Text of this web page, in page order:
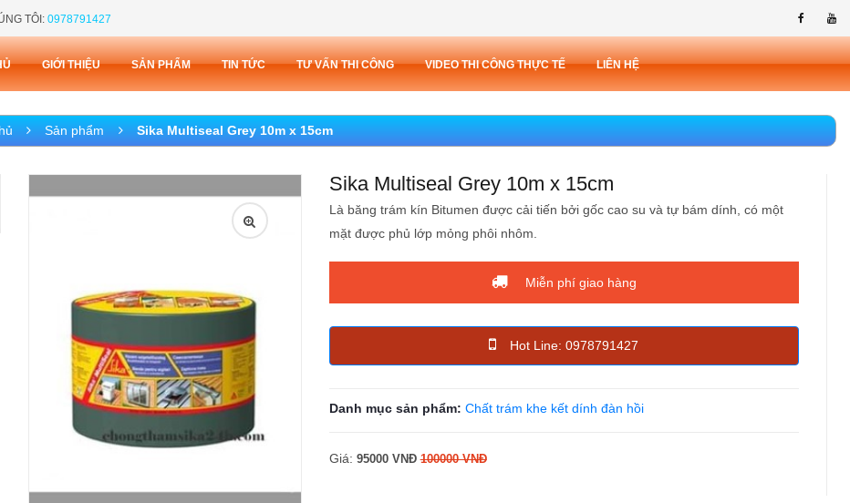
TÔI: 0978791427
GIỚI THIỆU SẢN PHẨM TIN TỨC TƯ VẤN THI CÔNG VIDEO THI CÔNG THỰC TẾ LIÊN HỆ
Sản phẩm Sika Multiseal Grey 10m x 15cm
Sika Multiseal Grey 10m x 15cm
Là băng trám kín Bitumen được cải tiến bởi gốc cao su và tự bám dính, có một
mặt được phủ lớp mỏng phôi nhôm.
Miễn phí giao hàng
Hot Line: 0978791427
Danh mục sản phẩm: Chất trám khe kết dính đàn hồi
Giá: 95000 VNĐ100000 VNĐ